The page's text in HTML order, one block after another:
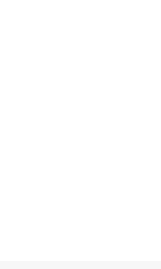
For daily
(Ring A10)
Entrance in
that gives
at the front.
front is the
white tiles
equipped
refrigerator